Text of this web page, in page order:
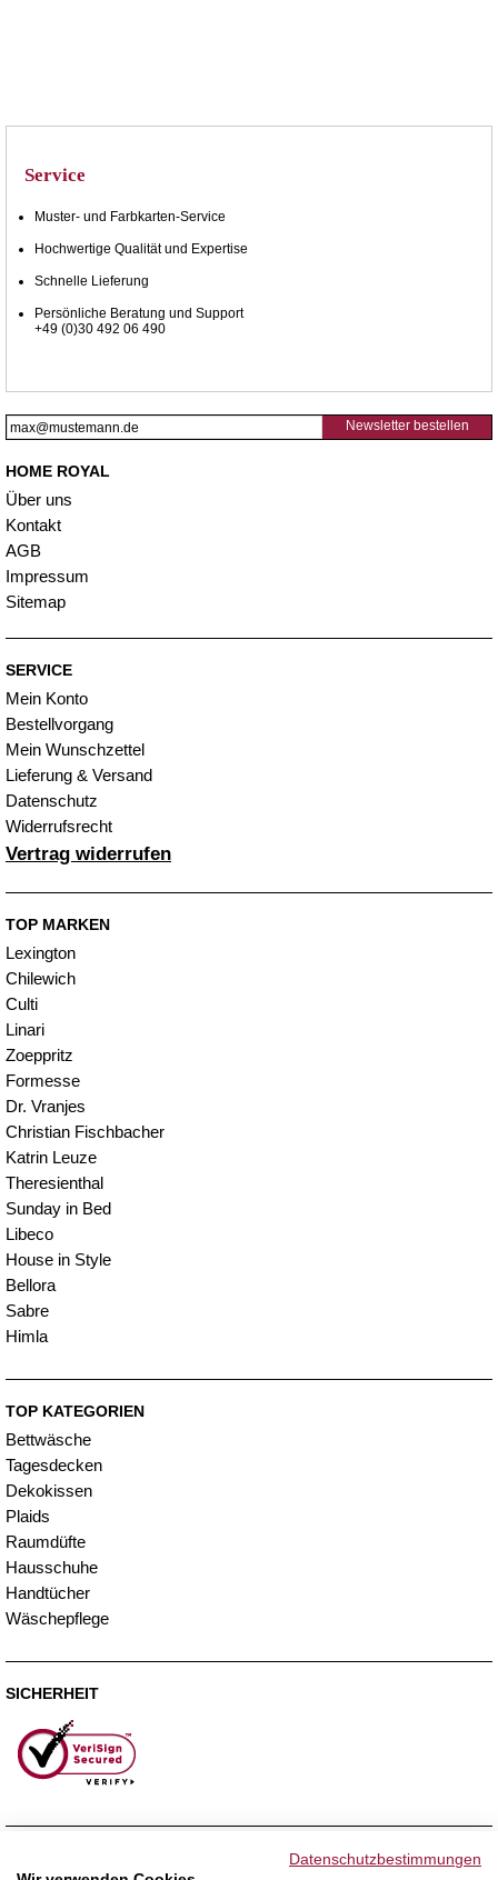
Service
Muster- und Farbkarten-Service
Hochwertige Qualität und Expertise
Schnelle Lieferung
Persönliche Beratung und Support
+49 (0)30 492 06 490
Newsletter bestellen
HOME ROYAL
Über uns
Kontakt
AGB
Impressum
Sitemap
SERVICE
Mein Konto
Bestellvorgang
Mein Wunschzettel
Lieferung & Versand
Datenschutz
Widerrufsrecht
Vertrag widerrufen
TOP MARKEN
Lexington
Chilewich
Culti
Linari
Zoeppritz
Formesse
Dr. Vranjes
Christian Fischbacher
Katrin Leuze
Theresienthal
Sunday in Bed
Libeco
House in Style
Bellora
Sabre
Himla
TOP KATEGORIEN
Bettwäsche
Tagesdecken
Dekokissen
Plaids
Raumdüfte
Hausschuhe
Handtücher
Wäschepflege
SICHERHEIT
Datenschutzbestimmungen